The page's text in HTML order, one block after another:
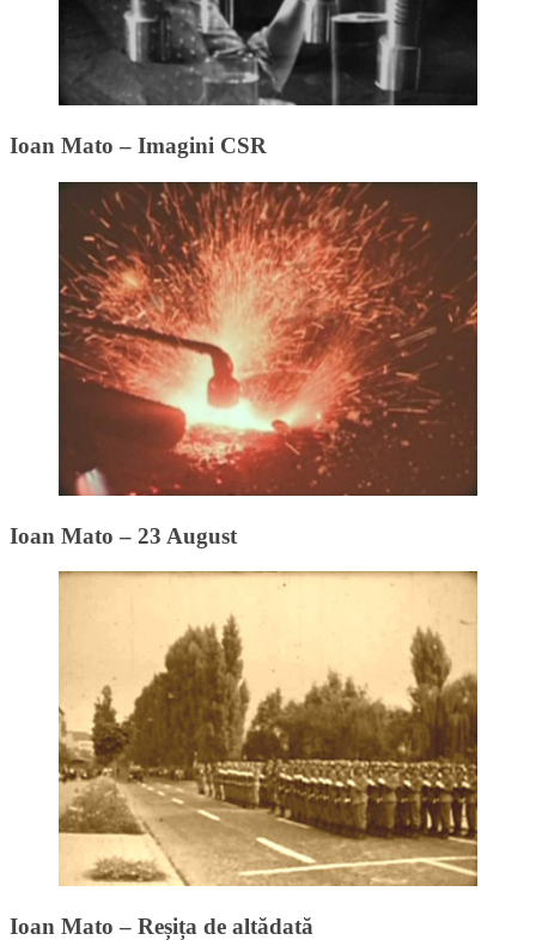
Ioan Mato – Imagini CSR
Ioan Mato – 23 August
Ioan Mato – Reșița de altădată